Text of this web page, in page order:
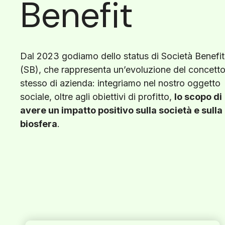
Benefit
Dal 2023 godiamo dello status di Società Benefit
(SB), che rappresenta un’evoluzione del concetto
stesso di azienda: integriamo nel nostro oggetto
sociale, oltre agli obiettivi di profitto, lo scopo di
avere un impatto positivo sulla società e sulla
biosfera.